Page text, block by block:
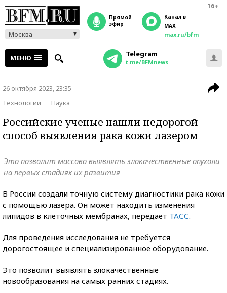
16+
Москва
прямой
эфир
Канал в
MAX
max.ru/bfm
МЕНЮ Telegram
t.me/BFMnews
26 октября 2023, 23:35
Технологии
Наука
Российские ученые нашли недорогой
способ выявления рака кожи лазером
Это позволит массово выявлять злокачественные опухоли
на первых стадиях их развития
В России создали точную систему диагностики рака кожи
с помощью лазера. Он может находить изменения
липидов в клеточных мембранах, передает ТАСС.
Для проведения исследования не требуется
дорогостоящее и специализированное оборудование.
Это позволит выявлять злокачественные
новообразования на самых ранних стадиях.